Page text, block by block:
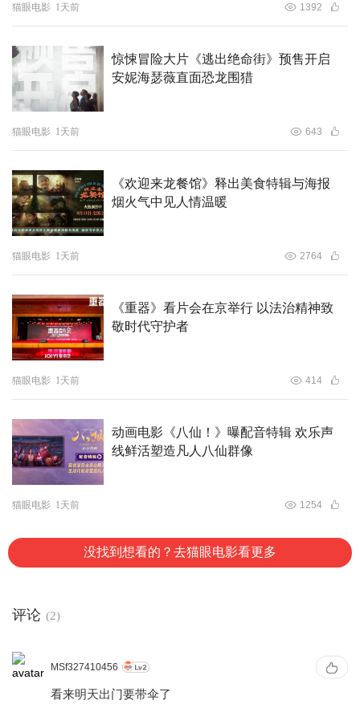
电影《宇宙巨人：希曼崛起》将于本周五全国上映，走进影
院一起喊出那句“赐予我力量吧”，在大银幕见证宇宙最强战
神的传奇归来！影片正在火爆预售中，速抢好位！
猫眼电影 1天前 1392
惊悚冒险大片《逃出绝命街》预售开启
安妮海瑟薇直面恐龙围猎
猫眼电影 1天前 643
《欢迎来龙餐馆》释出美食特辑与海报
烟火气中见人情温暖
猫眼电影 1天前 2764
《重器》看片会在京举行 以法治精神致
敬时代守护者
猫眼电影 1天前 414
动画电影《八仙！》曝配音特辑 欢乐声
线鲜活塑造凡人八仙群像
猫眼电影 1天前 1254
没找到想看的？去猫眼电影看更多
评论 (2)
MSf327410456
看来明天出门要带伞了